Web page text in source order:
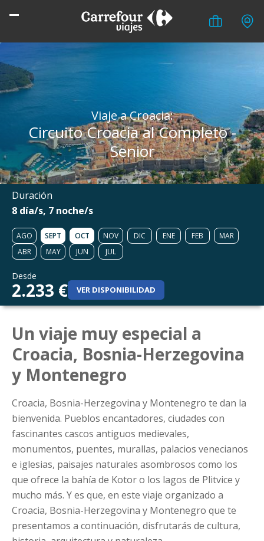
Viaje a Croacia:
Circuito Croacia al Completo -
Senior
Duración
8 día/s, 7 noche/s
AGO SEPT OCT NOV DIC ENE FEB
MAR
ABR
MAY JUN JUL
Desde
2.233 € VER DISPONIBILIDAD
Un viaje muy especial a
Croacia, Bosnia-Herzegovina
y Montenegro
Croacia, Bosnia-Herzegovina y Montenegro te dan la
bienvenida. Pueblos encantadores, ciudades con
fascinantes cascos antiguos medievales,
monumentos, puentes, murallas, palacios venecianos
e iglesias, paisajes naturales asombrosos como los
que ofrece la bahía de Kotor o los lagos de Plitvice y
mucho más. Y es que, en este viaje organizado a
Croacia, Bosnia-Herzegovina y Montenegro que te
presentamos a continuación, disfrutarás de cultura,